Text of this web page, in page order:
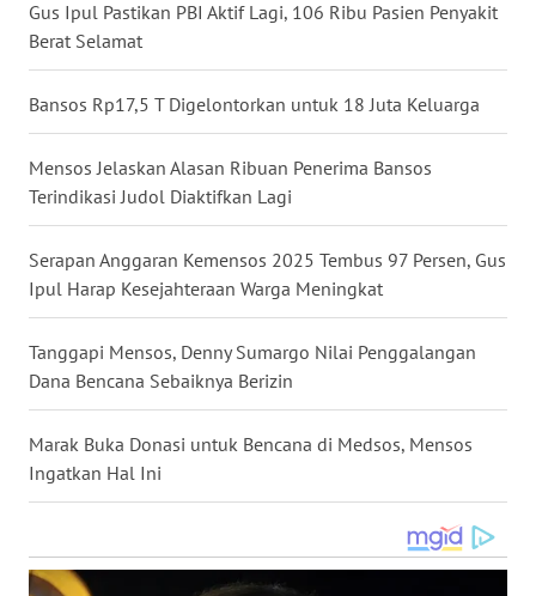
Gus Ipul Pastikan PBI Aktif Lagi, 106 Ribu Pasien Penyakit
Berat Selamat
Bansos Rp17,5 T Digelontorkan untuk 18 Juta Keluarga
Mensos Jelaskan Alasan Ribuan Penerima Bansos
Terindikasi Judol Diaktifkan Lagi
Serapan Anggaran Kemensos 2025 Tembus 97 Persen, Gus
Ipul Harap Kesejahteraan Warga Meningkat
Tanggapi Mensos, Denny Sumargo Nilai Penggalangan
Dana Bencana Sebaiknya Berizin
Marak Buka Donasi untuk Bencana di Medsos, Mensos
Ingatkan Hal Ini
JATENG
NUSANTARA
WN
JOGJA
WN
JATIM
WN
BALI
WN
KALBAR
KALTENG